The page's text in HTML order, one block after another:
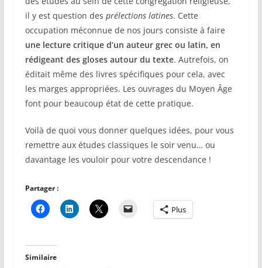
il y est question des prélections latines. Cette
occupation méconnue de nos jours consiste à faire
une lecture critique d’un auteur grec ou latin, en
rédigeant des gloses autour du texte. Autrefois, on
éditait même des livres spécifiques pour cela, avec
les marges appropriées. Les ouvrages du Moyen Âge
font pour beaucoup état de cette pratique.
Voilà de quoi vous donner quelques idées, pour vous
remettre aux études classiques le soir venu… ou
davantage les vouloir pour votre descendance !
Partager :
Plus
Similaire